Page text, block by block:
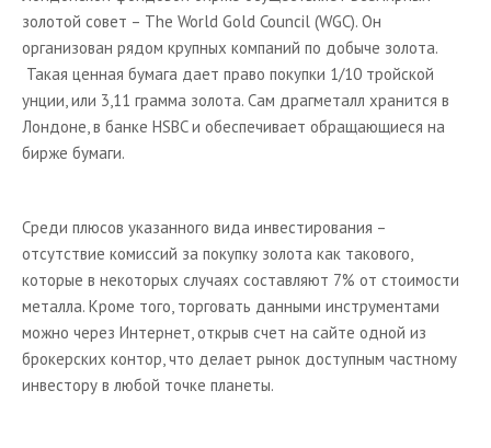
золотой совет – The World Gold Council (WGC). Он
организован рядом крупных компаний по добыче золота.
Такая ценная бумага дает право покупки 1/10 тройской
унции, или 3,11 грамма золота. Сам драгметалл хранится в
Лондоне, в банке HSBC и обеспечивает обращающиеся на
бирже бумаги.
Среди плюсов указанного вида инвестирования –
отсутствие комиссий за покупку золота как такового,
которые в некоторых случаях составляют 7% от стоимости
металла. Кроме того, торговать данными инструментами
можно через Интернет, открыв счет на сайте одной из
брокерских контор, что делает рынок доступным частному
инвестору в любой точке планеты.